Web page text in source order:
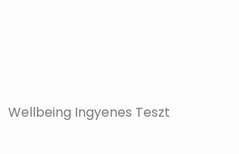
Wellbeing Ingyenes Teszt